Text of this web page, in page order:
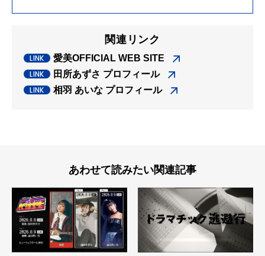
関連リンク
愛美OFFICIAL WEB SITE
田所あずさ プロフィール
相羽 あいな プロフィール
あわせて読みたい関連記事